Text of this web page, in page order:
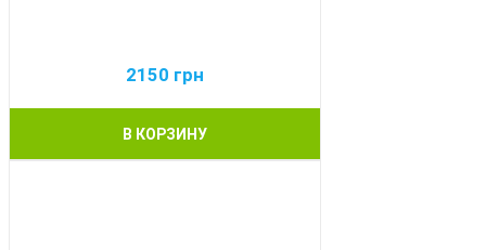
2150 грн
В КОРЗИНУ